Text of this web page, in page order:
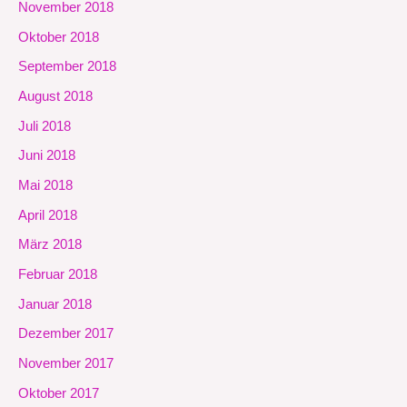
November 2018
Oktober 2018
September 2018
August 2018
Juli 2018
Juni 2018
Mai 2018
April 2018
März 2018
Februar 2018
Januar 2018
Dezember 2017
November 2017
Oktober 2017